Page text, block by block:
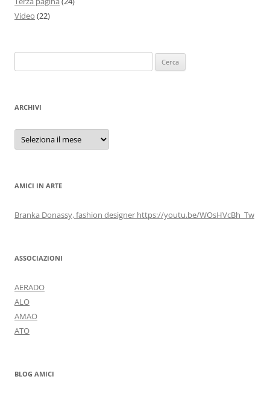
Video (22)
per:
ARCHIVI
Archivi
AMICI IN ARTE
Branka Donassy, fashion designer https://youtu.be/WOsHVcBh_Tw
ASSOCIAZIONI
AERADO
ALO
AMAO
ATO
BLOG AMICI